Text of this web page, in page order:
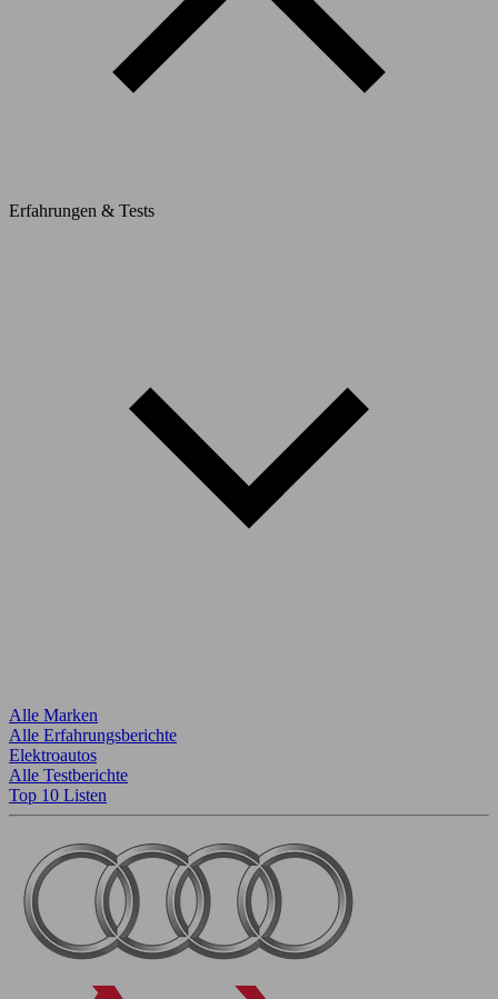
Erfahrungen & Tests
Alle Marken
Alle Erfahrungsberichte
Elektroautos
Alle Testberichte
Top 10 Listen